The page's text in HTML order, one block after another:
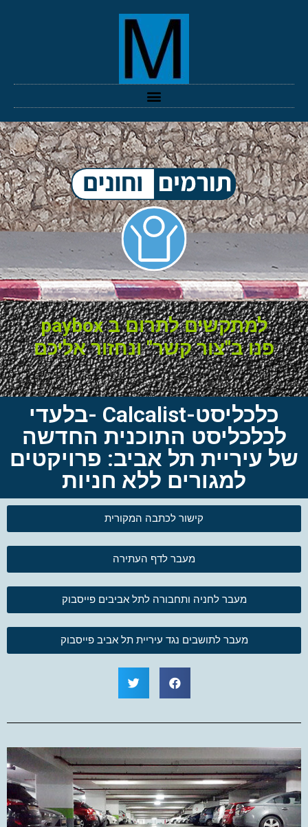
למתקשים לתרום ב paybox
פנו ב"צור קשר" ונחזור אליכם
כלכליסט-Calcalist -בלעדי
לכלכליסט התוכנית החדשה
של עיריית תל אביב: פרויקטים
למגורים ללא חניות
קישור לכתבה המקורית
מעבר לדף העתירה
מעבר לחניה ותחבורה לתל אביבים פייסבוק
מעבר לתושבים נגד עיריית תל אביב פייסבוק